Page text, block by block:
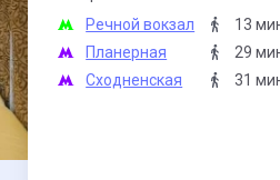
Речной вокзал
13
Планерная
29
Сходненская
31